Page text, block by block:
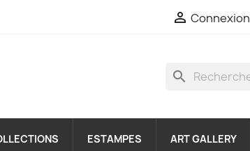
 Connexion
search
ESTAMPES ART GALLERY